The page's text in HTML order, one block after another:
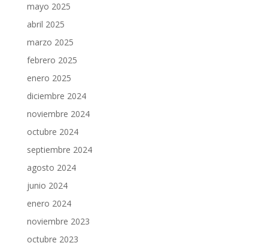
mayo 2025
abril 2025
marzo 2025
febrero 2025
enero 2025
diciembre 2024
noviembre 2024
octubre 2024
septiembre 2024
agosto 2024
junio 2024
enero 2024
noviembre 2023
octubre 2023